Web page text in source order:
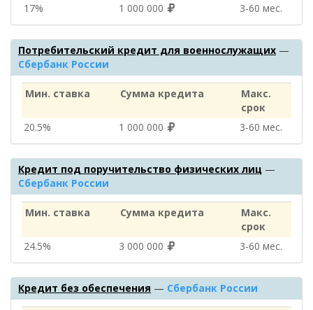
17%
1 000 000 3‑60 мес.
Потребительский кредит для военнослужащих —
Сбербанк России
Мин. ставка Сумма кредита
Макс.
срок
20.5%
1 000 000 3‑60 мес.
Кредит под поручительство физических лиц —
Сбербанк России
Мин. ставка Сумма кредита
Макс.
срок
24.5%
3 000 000 3‑60 мес.
Кредит без обеспечения — Сбербанк России